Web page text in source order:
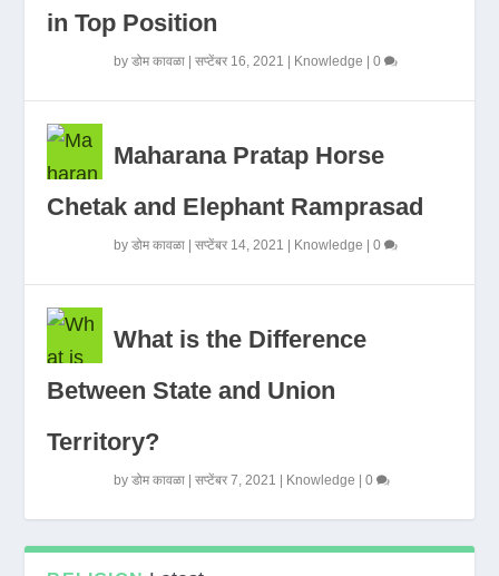
in Top Position
byडोम कावळा |सप्टेंबर 16, 2021 Knowledge |0
Maharana Pratap Horse
Chetak and Elephant Ramprasad
byडोम कावळा |सप्टेंबर 14, 2021 Knowledge |0
What is the Difference
Between State and Union
Territory?
byडोम कावळा |सप्टेंबर 7, 2021 Knowledge |0